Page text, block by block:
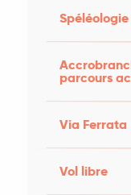
Spéléologie
parcours
Via Ferrata
Vol libre
de